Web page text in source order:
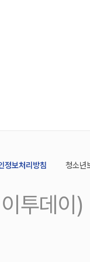
정보처리방침 청소년
투데